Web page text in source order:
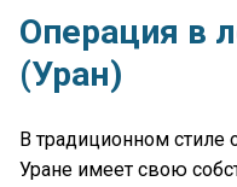
Операция в
(Уран)
В традиционном стиле
Уране имеет свою